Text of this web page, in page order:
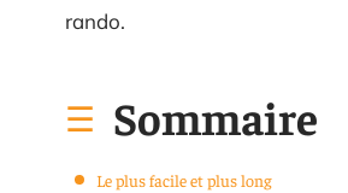
rando.
Sommaire
Le plus facile et plus long